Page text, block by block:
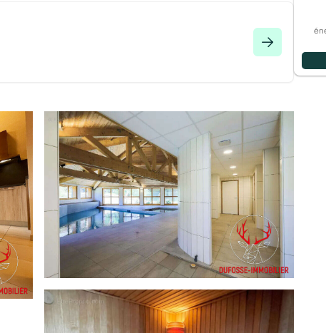
d'accueil et son
un excellent pied-à-terre à la montagne ou un